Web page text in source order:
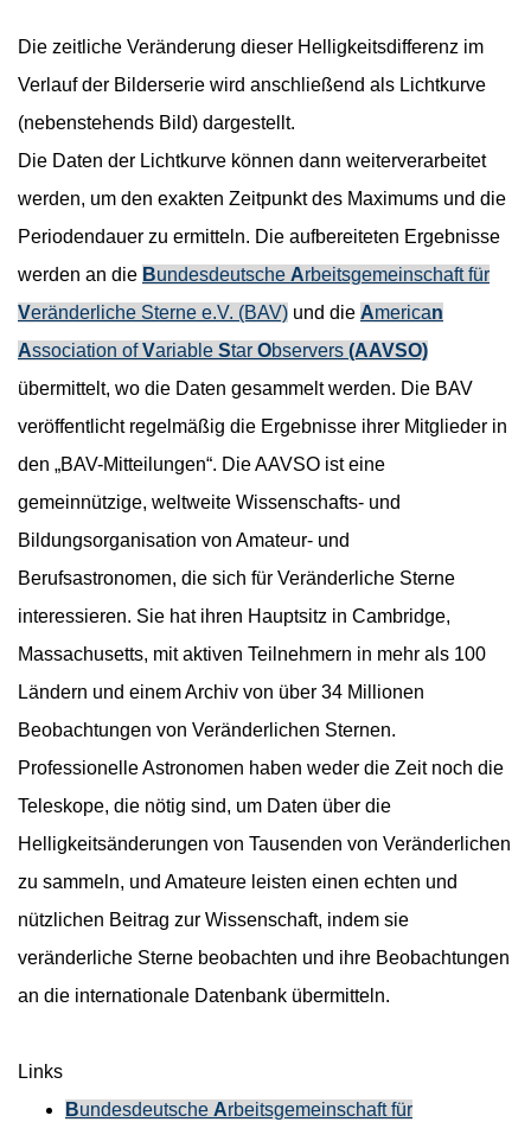
Die zeitliche Veränderung dieser Helligkeitsdifferenz im
Verlauf der Bilderserie wird anschließend als Lichtkurve
(nebenstehends Bild) dargestellt.
Die Daten der Lichtkurve können dann weiterverarbeitet
werden, um den exakten Zeitpunkt des Maximums und die
Periodendauer zu ermitteln. Die aufbereiteten Ergebnisse
werden an die Bundesdeutsche Arbeitsgemeinschaft für
Veränderliche Sterne e.V. (BAV) und die American
Association ofVariable Star Observers (AAVSO)
übermittelt, wo die Daten gesammelt werden. Die BAV
veröffentlicht regelmäßig die Ergebnisse ihrer Mitglieder in
den „BAV-Mitteilungen“. Die AAVSO ist eine
gemeinnützige, weltweite Wissenschafts- und
Bildungsorganisation von Amateur- und
Berufsastronomen, die sich für Veränderliche Sterne
interessieren. Sie hat ihren Hauptsitz in Cambridge,
Massachusetts, mit aktiven Teilnehmern in mehr als 100
Ländern und einem Archiv von über 34 Millionen
Beobachtungen von Veränderlichen Sternen.
Professionelle Astronomen haben weder die Zeit noch die
Teleskope, die nötig sind, um Daten über die
Helligkeitsänderungen von Tausenden von Veränderlichen
zu sammeln, und Amateure leisten einen echten und
nützlichen Beitrag zur Wissenschaft, indem sie
veränderliche Sterne beobachten und ihre Beobachtungen
an die internationale Datenbank übermitteln.
Links
Bundesdeutsche Arbeitsgemeinschaft für